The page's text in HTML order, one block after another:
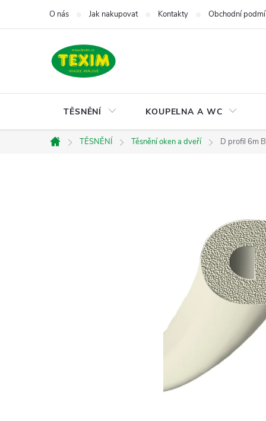
O nás Jak nakupovat Kontakty Obchodní
TĚSNĚNÍ KOUPELNA A WC
Domů
TĚSNĚNÍ Těsnění oken a dveří D profil 6m